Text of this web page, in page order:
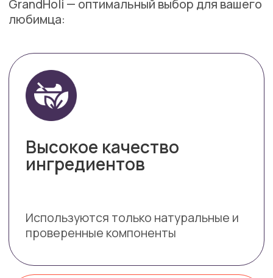
усвоение
Омега-3 и Омега-6 жирные кислоты
для блестящей шерсти и здоровой